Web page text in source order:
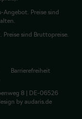
Angebot. Preise sind
Preise sind Bruttopreise.
Barrierefreiheit
8 | DE-06526
by audaris.de